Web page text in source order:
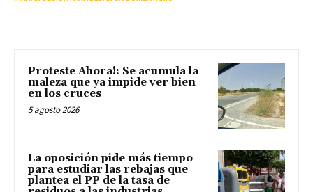
Proteste Ahora!: Se acumula la
maleza que ya impide ver bien
en los cruces
5 agosto 2026
La oposición pide más tiempo
para estudiar las rebajas que
plantea el PP de la tasa de